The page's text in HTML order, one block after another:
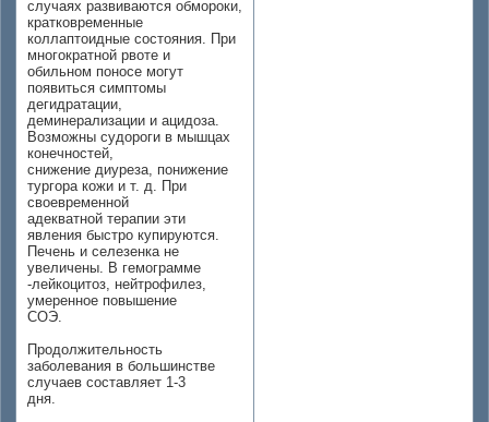
случаях развиваются обмороки,
кратковременные
коллаптоидные состояния. При
многократной рвоте и
обильном поносе могут
появиться симптомы
дегидратации,
деминерализации и ацидоза.
Возможны судороги в мышцах
конечностей,
снижение диуреза, понижение
тургора кожи и т. д. При
своевременной
адекватной терапии эти
явления быстро купируются.
Печень и селезенка не
увеличены. В гемограмме
-лейкоцитоз, нейтрофилез,
умеренное повышение
СОЭ.
Продолжительность
заболевания в большинстве
случаев составляет 1-3
дня.